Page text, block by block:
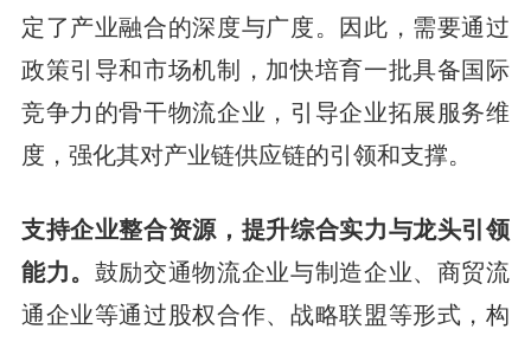
定了产业融合的深度与广度。因此，需要通过
政策引导和市场机制，加快培育一批具备国际
竞争力的骨干物流企业，引导企业拓展服务维
度，强化其对产业链供应链的引领和支撑。
支持企业整合资源，提升综合实力与龙头引领
能力。 鼓励交通物流企业与制造企业、商贸流
通企业等通过股权合作、战略联盟等形式，构